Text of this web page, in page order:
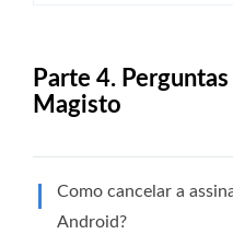
Parte 4.
Magisto
Como cancelar a
Android?